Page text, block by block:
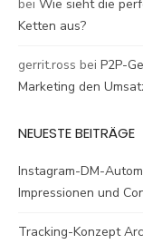
bei Wie sieht die
Ketten aus?
gerrit.ross bei P2P-
Marketing den
NEUESTE BEITRÄGE
Instagram-DM-
Impressionen und
Tracking-Konzept